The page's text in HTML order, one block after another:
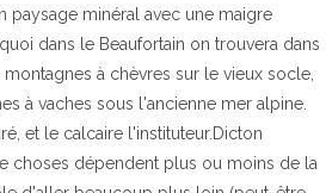
paysage minéral avec une maigre
dans le Beaufortain on trouvera dans
à chèvres sur le vieux socle,
à vaches sous l'ancienne mer alpine.
et le calcaire l'instituteur.Dicton
choses dépendent plus ou moins de la